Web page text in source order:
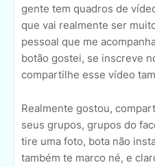
gente tem quadros de
que vai realmente ser
pessoal que me
botão gostei, se inscreve
compartilhe esse vídeo
Realmente gostou,
seus grupos, grupos do
tire uma foto, bota não
também te marco né, e